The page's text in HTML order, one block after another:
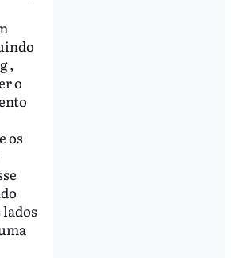
,
o
os
lados